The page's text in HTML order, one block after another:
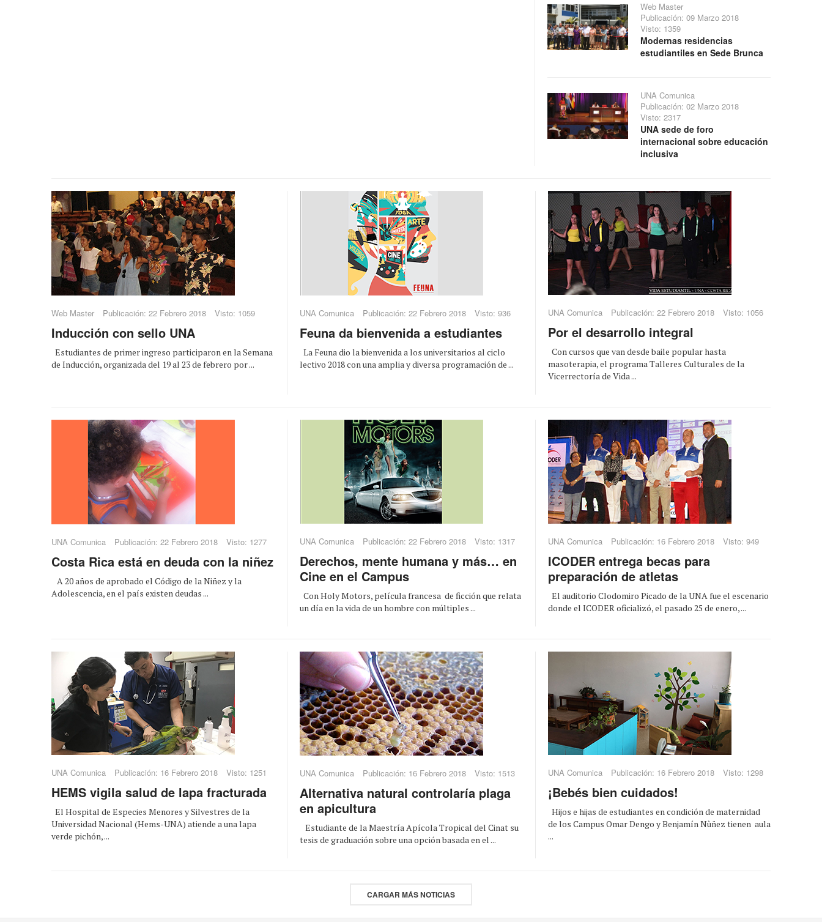
Web Master
Publicación: 09 Marzo 2018
Visto: 1359
Modernas residencias
estudiantiles en Sede Brunca
UNA Comunica
Publicación: 02 Marzo 2018
Visto: 2317
UNA sede de foro
internacional sobre educación
inclusiva
Web Master Publicación: 22 Febrero 2018 Visto: 1059
Inducción con sello UNA
Estudiantes de primer ingreso participaron en la Semana
de Inducción, organizada del 19 al 23 de febrero por ...
UNA Comunica Publicación: 22 Febrero 2018 Visto: 936
Feuna da bienvenida a estudiantes
La Feuna dio la bienvenida a los universitarios al ciclo
lectivo 2018 con una amplia y diversa programación de ...
UNA Comunica Publicación: 22 Febrero 2018 Visto: 1056
Por el desarrollo integral
Con cursos que van desde baile popular hasta
masoterapia, el programa Talleres Culturales de la
Vicerrectoría de Vida ...
UNA Comunica Publicación: 22 Febrero 2018 Visto: 1277
Costa Rica está en deuda con la niñez
A 20 años de aprobado el Código de la Niñez y la
Adolescencia, en el país existen deudas ...
UNA Comunica Publicación: 22 Febrero 2018 Visto: 1317
Derechos, mente humana y más… en
Cine en el Campus
Con Holy Motors, película francesa de ficción que relata
un día en la vida de un hombre con múltiples ...
UNA Comunica Publicación: 16 Febrero 2018 Visto: 949
ICODER entrega becas para
preparación de atletas
El auditorio Clodomiro Picado de la UNA fue el escenario
donde el ICODER oficializó, el pasado 25 de enero, ...
UNA Comunica Publicación: 16 Febrero 2018 Visto: 1251
HEMS vigila salud de lapa fracturada
El Hospital de Especies Menores y Silvestres de la
Universidad Nacional (Hems-UNA) atiende a una lapa
verde pichón, ...
UNA Comunica Publicación: 16 Febrero 2018 Visto: 1513
Alternativa natural controlaría plaga
en apicultura
Estudiante de la Maestría Apícola Tropical del Cinat su
tesis de graduación sobre una opción basada en el ...
UNA Comunica Publicación: 16 Febrero 2018 Visto: 1298
¡Bebés bien cuidados!
Hijos e hijas de estudiantes en condición de maternidad
de los Campus Omar Dengo y Benjamín Nùñez tienen aula
...
CARGAR MÁS NOTICIAS